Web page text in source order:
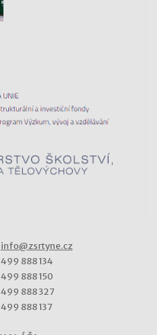
info@zsrtyne.cz
499 888 134
499 888 150
499 888 327
499 888 137